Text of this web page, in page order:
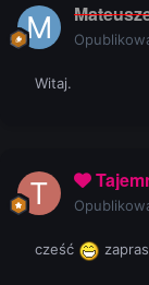
Witaj.
cześć